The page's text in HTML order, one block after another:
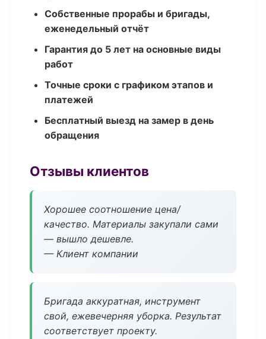
Собственные прорабы и бригады,
еженедельный отчёт
Гарантия до 5 лет на основные виды
работ
Точные сроки с графиком этапов и
платежей
Бесплатный выезд на замер в день
обращения
Отзывы клиентов
Хорошее соотношение цена/
качество. Материалы закупали сами
— вышло дешевле.
— Клиент компании
Бригада аккуратная, инструмент
свой, ежевечерняя уборка. Результат
соответствует проекту.